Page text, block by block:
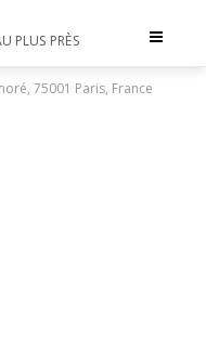
Toggle
PLUS PRÈS
75001 Paris, France